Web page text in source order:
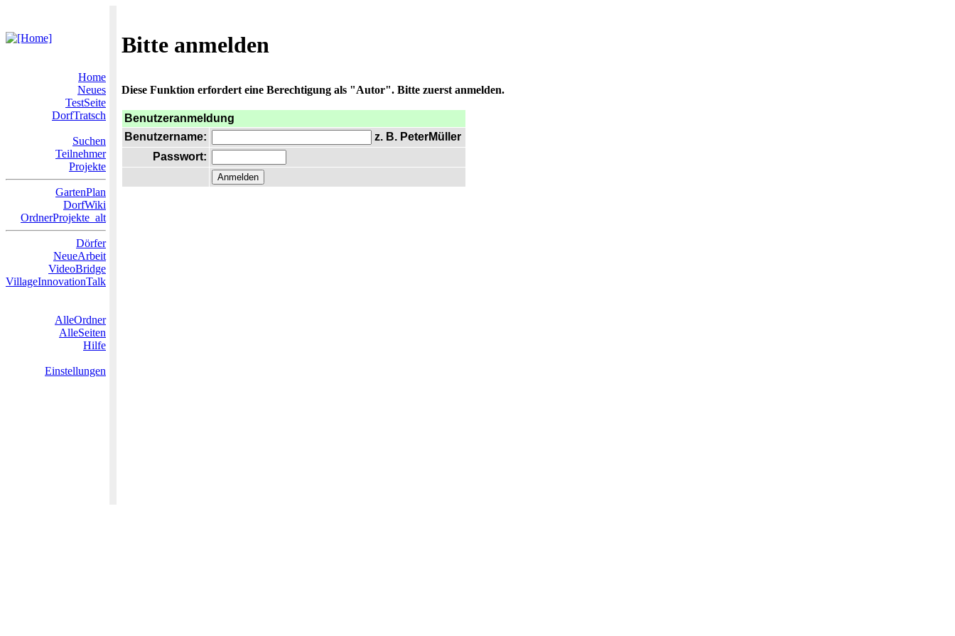
Bitte anmelden
Home
Neues
TestSeite
DorfTratsch
Suchen
Teilnehmer
Projekte
GartenPlan
DorfWiki
OrdnerProjekte_alt
Dörfer
NeueArbeit
VideoBridge
VillageInnovationTalk
AlleOrdner
AlleSeiten
Hilfe
Einstellungen
Diese Funktion erfordert eine Berechtigung als "Autor". Bitte zuerst anmelden.
Benutzeranmeldung
Benutzername:
z. B. PeterMüller
Passwort: